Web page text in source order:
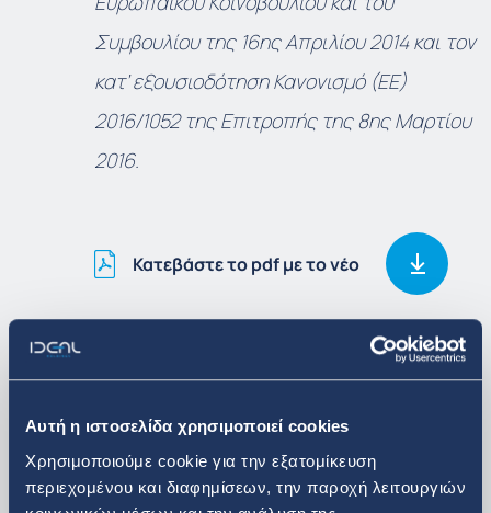
Αυτή η ιστοσελίδα χρησιμοποιεί cookies
Χρησιμοποιούμε cookie για την εξατομίκευση
περιεχομένου και διαφημίσεων, την παροχή λειτουργιών
Συμβουλίου της 16ηςΑπριλίου 2014 και τον
κατ’ εξουσιοδότηση Κανονισμό (ΕΕ)
2016/1052 της Επιτροπής της 8ηςΜαρτίου
2016.
Κατεβάστε το pdf με το νέο
Επενδυτικά Νέα